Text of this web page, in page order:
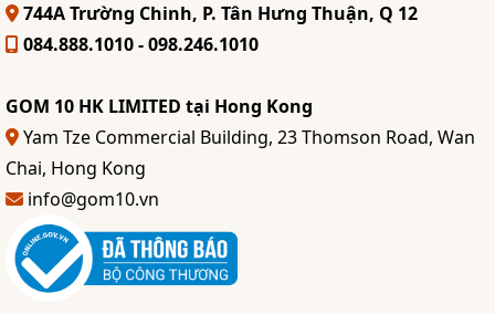
744A Trường Chinh, P. Tân Hưng Thuận, Q 12
084.888.1010 - 098.246.1010
GOM 10 HK LIMITED tại Hong Kong
Yam Tze Commercial Building, 23 Thomson Road, Wan
Chai, Hong Kong
info@gom10.vn